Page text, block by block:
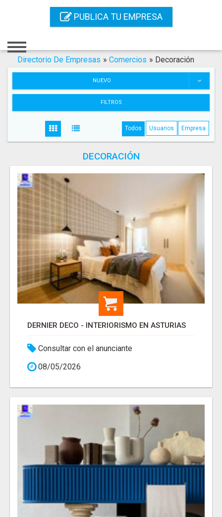
PUBLICA TU EMPRESA
Registro
Servicios SEO
Directorio De Empresas » Comercios » Decoración
NUEVO
FILTROS
Todos Usuarios Empresa
DECORACIÓN
DERNIER DECO - INTERIORISMO EN ASTURIAS
Consultar con el anunciante
08/05/2026